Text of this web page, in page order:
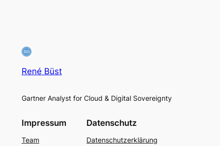
René Büst
Gartner Analyst for Cloud & Digital Sovereignty
Impressum
Team
Datenschutz
Datenschutzerklärung